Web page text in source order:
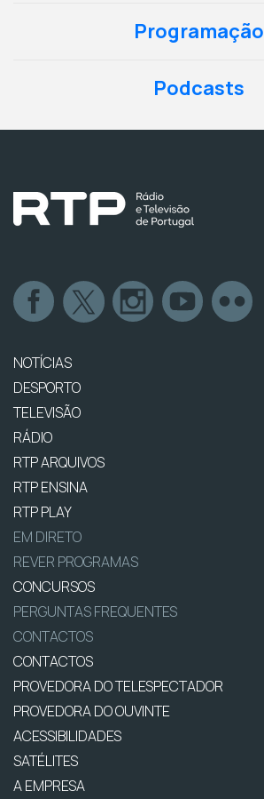
Programação
Podcasts
NOTÍCIAS
DESPORTO
TELEVISÃO
RÁDIO
RTP ARQUIVOS
RTP ENSINA
RTP PLAY
EM DIRETO
REVER PROGRAMAS
CONCURSOS
PERGUNTAS FREQUENTES
CONTACTOS
CONTACTOS
PROVEDORA DO TELESPECTADOR
PROVEDORA DO OUVINTE
ACESSIBILIDADES
SATÉLITES
A EMPRESA